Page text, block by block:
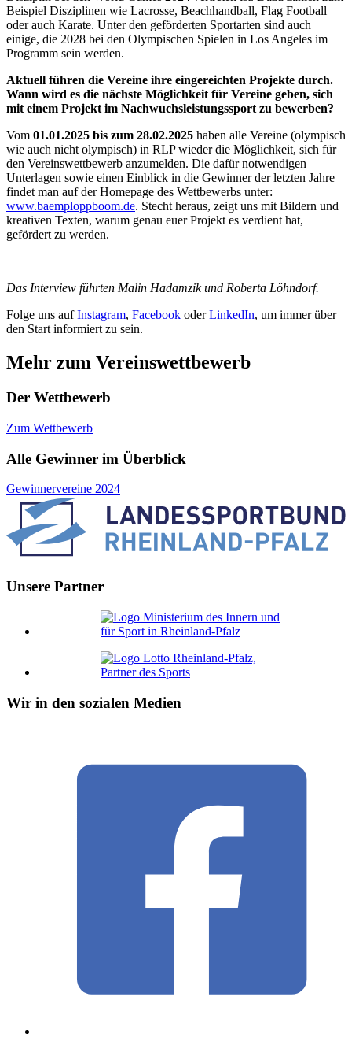
Beispiel Disziplinen wie Lacrosse, Beachhandball, Flag Football
oder auch Karate. Unter den geförderten Sportarten sind auch
einige, die 2028 bei den Olympischen Spielen in Los Angeles im
Programm sein werden.
Aktuell führen die Vereine ihre eingereichten Projekte durch.
Wann wird es die nächste Möglichkeit für Vereine geben, sich
mit einem Projekt im Nachwuchsleistungssport zu bewerben?
Vom 01.01.2025 bis zum 28.02.2025 haben alle Vereine (olympisch
wie auch nicht olympisch) in RLP wieder die Möglichkeit, sich für
den Vereinswettbewerb anzumelden. Die dafür notwendigen
Unterlagen sowie einen Einblick in die Gewinner der letzten Jahre
findet man auf der Homepage des Wettbewerbs unter:
www.baemploppboom.de. Stecht heraus, zeigt uns mit Bildern und
kreativen Texten, warum genau euer Projekt es verdient hat,
gefördert zu werden.
Das Interview führten Malin Hadamzik und Roberta Löhndorf.
Folge uns aufInstagram, Facebook oderLinkedIn, um immer über
den Start informiert zu sein.
Mehr zum Vereinswettbewerb
Der Wettbewerb
Zum Wettbewerb
Alle Gewinner im Überblick
Gewinnervereine 2024
Unsere Partner
Wir in den sozialen Medien